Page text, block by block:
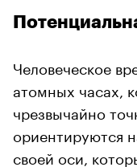
Человеческое
атомных часах,
чрезвычайно
ориентируются
своей оси,